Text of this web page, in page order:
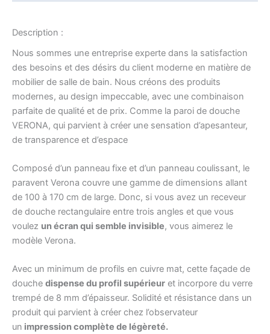
Description :
Nous sommes une entreprise experte dans la satisfaction
des besoins et des désirs du client moderne en matière de
mobilier de salle de bain. Nous créons des produits
modernes, au design impeccable, avec une combinaison
parfaite de qualité et de prix. Comme la paroi de douche
VERONA, qui parvient à créer une sensation d’apesanteur,
de transparence et d’espace
Composé d’un panneau fixe et d’un panneau coulissant, le
paravent Verona couvre une gamme de dimensions allant
de 100 à 170 cm de large. Donc, si vous avez un receveur
de douche rectangulaire entre trois angles et que vous
voulez un écran qui semble invisible, vous aimerez le
modèle Verona.
Avec un minimum de profils en cuivre mat, cette façade de
douche dispense du profil supérieur et incorpore du verre
trempé de 8 mm d’épaisseur. Solidité et résistance dans un
produit qui parvient à créer chez l’observateur
un impression complète de légèreté.